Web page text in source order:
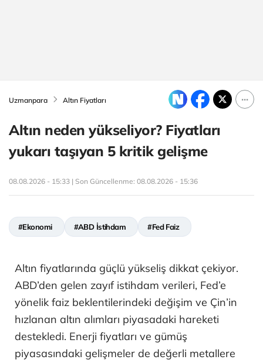
Uzmanpara Altın Fiyatları
Altın neden yükseliyor? Fiyatları
yukarı taşıyan 5 kritik gelişme
08.08.2026 - 15:33 | Son Güncellenme: 08.08.2026 - 15:36
#Ekonomi #ABD İstihdam #Fed Faiz
Altın fiyatlarında güçlü yükseliş dikkat çekiyor.
ABD’den gelen zayıf istihdam verileri, Fed’e
yönelik faiz beklentilerindeki değişim ve Çin’in
hızlanan altın alımları piyasadaki hareketi
destekledi. Enerji fiyatları ve gümüş
piyasasındaki gelişmeler de değerli metallere